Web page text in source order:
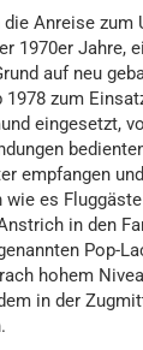
Anreise
1970er Jahre,
auf neu
zum
eingesetzt,
empfangen
es
in den
Pop-
hohem
in der